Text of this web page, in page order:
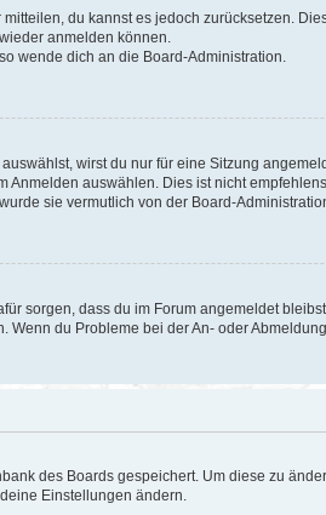
du kannst es jedoch zurücksetzen.
anmelden können.
wende dich an die Board-Administration.
wirst du nur für eine Sitzung
Anmelden auswählen. Dies ist nicht
sie vermutlich von der Board-
sorgen, dass du im Forum angemeldet
Wenn du Probleme bei der An- oder
des Boards gespeichert. Um diese zu
Einstellungen ändern.